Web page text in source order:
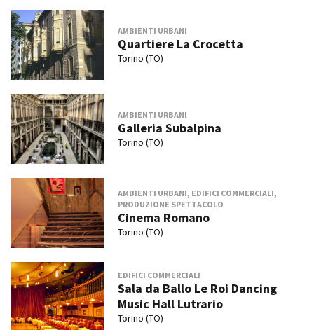
AMBIENTI URBANI
Quartiere La Crocetta
Torino (TO)
AMBIENTI URBANI
Galleria Subalpina
Torino (TO)
AMBIENTI URBANI, EDIFICI COMMERCIALI,
PRODUZIONE SPETTACOLO
Cinema Romano
Torino (TO)
EDIFICI COMMERCIALI
Sala da Ballo Le Roi Dancing
Music Hall Lutrario
Torino (TO)